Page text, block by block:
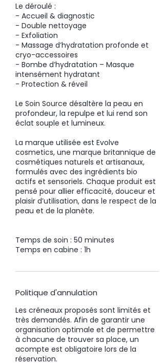
Le déroulé :
- Accueil & diagnostic
- Double nettoyage
- Exfoliation
- Massage d’hydratation profonde et
cryo-accessoires
- Bombe d’hydratation – Masque
intensément hydratant
- Protection & réveil
Le Soin Source désaltère la peau en
profondeur, la repulpe et lui rend son
éclat souple et lumineux.
La marque utilisée est Evolve
cosmetics, une marque britannique de
cosmétiques naturels et artisanaux,
formulés avec des ingrédients bio
actifs et sensoriels. Chaque produit est
pensé pour allier efficacité, douceur et
plaisir d’utilisation, dans le respect de la
peau et de la planète.
Temps de soin : 50 minutes
Temps en cabine : 1h
Politique d'annulation
Les créneaux proposés sont limités et
très demandés. Afin de garantir une
organisation optimale et de permettre
à chacune de trouver sa place, un
acompte est obligatoire lors de la
réservation.